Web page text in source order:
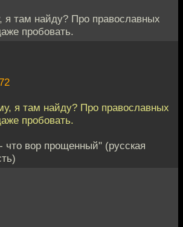
я там найду? Про православных
пробовать.
я там найду? Про православных
пробовать.
вор прощенный" (русская